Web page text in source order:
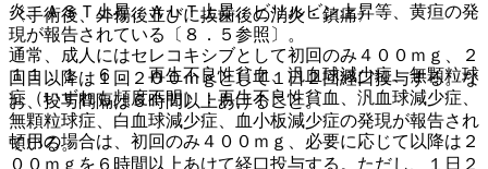
炎、ＡＳＴ上昇、ＡＬＴ上昇、ビリルビン上昇等、黄疸の発
現が報告されている〔８．５参照〕。
１１．１．６． 再生不良性貧血、汎血球減少症、無顆粒球
症（いずれも頻度不明）：再生不良性貧血、汎血球減少症、
無顆粒球症、白血球減少症、血小板減少症の発現が報告され
ている。
〈手術後、外傷後並びに抜歯後の消炎・鎮痛〉
通常、成人にはセレコキシブとして初回のみ４００ｍｇ、２
回目以降は１回２００ｍｇとして１日２回経口投与する。な
お、投与間隔は６時間以上あけること。
頓用の場合は、初回のみ４００ｍｇ、必要に応じて以降は２
００ｍｇを６時間以上あけて経口投与する。ただし、１日２